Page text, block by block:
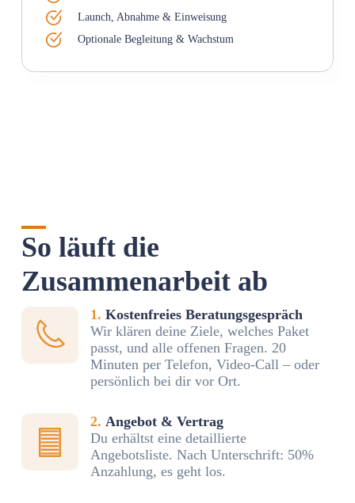
Launch, Abnahme & Einweisung
Optionale Begleitung & Wachstum
So läuft die
Zusammenarbeit ab
1. Kostenfreies Beratungsgespräch
Wir klären deine Ziele, welches Paket
passt, und alle offenen Fragen. 20
Minuten per Telefon, Video-Call – oder
persönlich bei dir vor Ort.
2. Angebot & Vertrag
Du erhältst eine detaillierte
Angebotsliste. Nach Unterschrift: 50%
Anzahlung, es geht los.